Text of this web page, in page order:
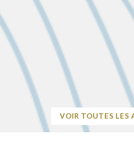
Avant le 1er décembre 2026 Pour
municipale, les associations doivent
le dossier avec toutes les pièces
le…
EN SAVOIR
VOIR TOUTES LES